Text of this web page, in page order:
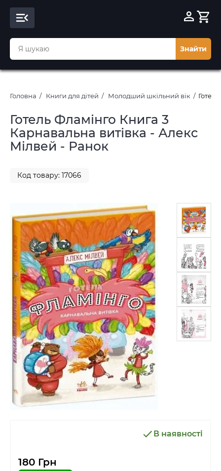
Знайти
Головна Книги для дітей Молодший шкільний вік
Готель Фламінго Книга 3
Карнавальна витівка - Алекс
Мілвей - Ранок
Код товару: 17066
В наявності
180 Грн